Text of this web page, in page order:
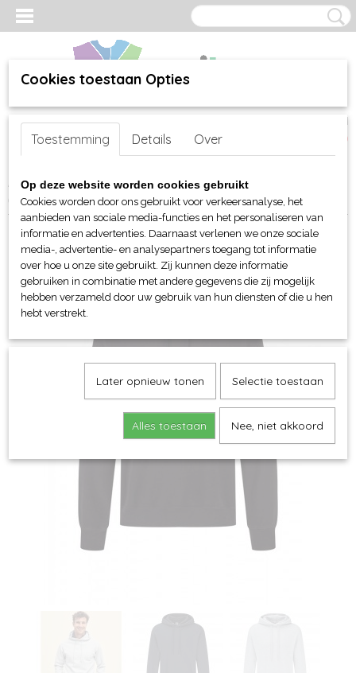
Inloggen Registreren
(0)
Home >webshop>Per merk >Fruit of the Loom
(unisex)>Sweaters> FOTL Basic Hooded sweat Classic
Cookies toestaan Opties
Toestemming Details Over
Op deze website worden cookies gebruikt
Cookies worden door ons gebruikt voor verkeersanalyse, het
aanbieden van sociale media-functies en het personaliseren van
informatie en advertenties. Daarnaast verlenen we onze sociale
media-, advertentie- en analysepartners toegang tot informatie
over hoe u onze site gebruikt. Zij kunnen deze informatie
gebruiken in combinatie met andere gegevens die zij mogelijk
hebben verzameld door uw gebruik van hun diensten of die u hen
hebt verstrekt.
Later opnieuw tonen Selectie toestaan
Alles toestaan Nee, niet akkoord